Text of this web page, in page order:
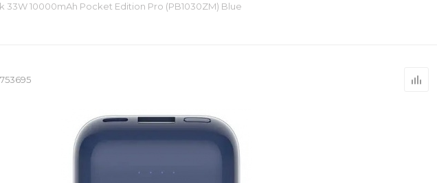
10000mAh Pocket Edition Pro (PB1030ZM) Blue